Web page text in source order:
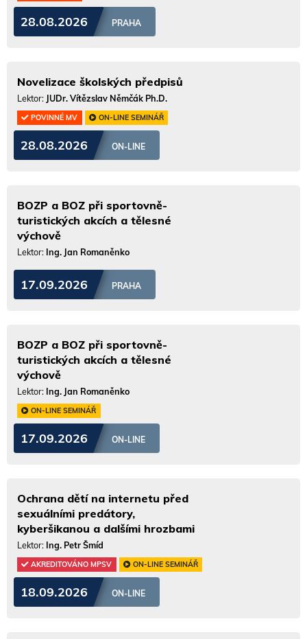
28.08.2026 PRAHA
Novelizace školských předpisů
Lektor: JUDr. Vítězslav Němčák Ph.D.
POVINNÉ MV ON-LINE SEMINÁŘ
28.08.2026 ON-LINE
BOZP a BOZ při sportovně-
turistických akcích a tělesné
výchově
Lektor: Ing. Jan Romaněnko
17.09.2026 PRAHA
BOZP a BOZ při sportovně-
turistických akcích a tělesné
výchově
Lektor: Ing. Jan Romaněnko
ON-LINE SEMINÁŘ
17.09.2026 ON-LINE
Ochrana dětí na internetu před
sexuálními predátory,
kyberšikanou a dalšími hrozbami
Lektor: Ing. Petr Šmíd
AKREDITOVÁNO MPSV ON-LINE SEMINÁŘ
18.09.2026 ON-LINE